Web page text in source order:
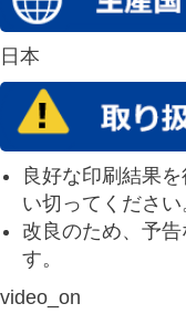
日本
良好な印刷結果
い切ってください
改良のため、予
す。
video_on